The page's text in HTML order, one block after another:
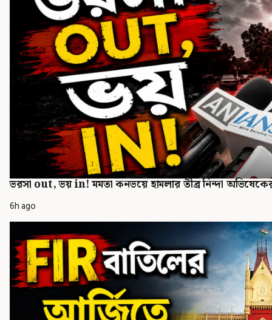
ভরসা out, ভয় in! মমতা কনভয়ে হামলার তীব্র নিন্দা
6h ago